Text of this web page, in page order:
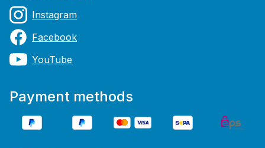
Instagram
Facebook
YouTube
Payment methods